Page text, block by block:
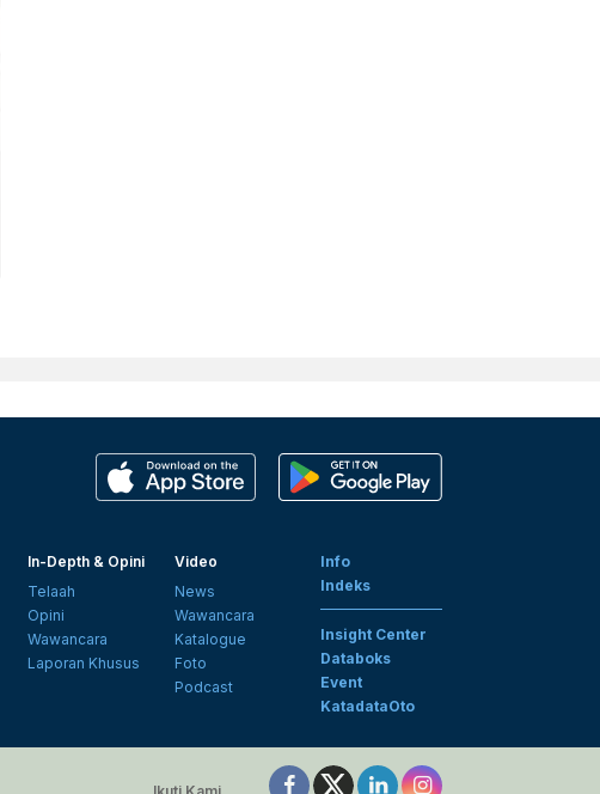
In-Depth & Opini
Telaah
Opini
Wawancara
Laporan Khusus
Video
News
Wawancara
Katalogue
Foto
Podcast
Info
Indeks
Insight Center
Databoks
Event
KatadataOto